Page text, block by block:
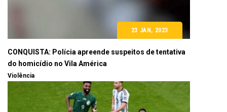
23 JAN, 2023
CONQUISTA: Polícia apreende suspeitos de tentativa
do homicídio no Vila América
Violência